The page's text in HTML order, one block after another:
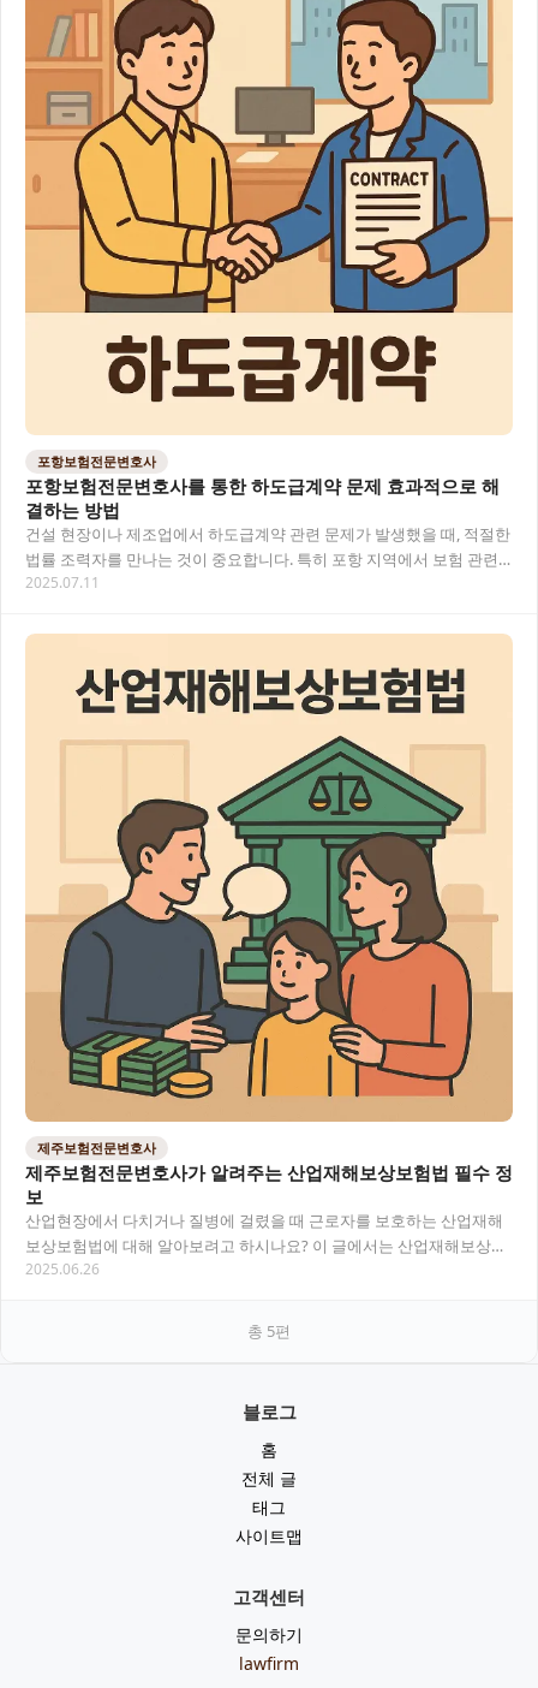
포항보험전문변호사
포항보험전문변호사를 통한 하도급계약 문제 효과적으로 해
결하는 방법
건설 현장이나 제조업에서 하도급계약 관련 문제가 발생했을 때, 적절한
법률 조력자를 만나는 것이 중요합니다. 특히 포항 지역에서 보험 관련
하도급 분쟁이 발생했다면, 포항보험전문변…
2025.07.11
제주보험전문변호사
제주보험전문변호사가 알려주는 산업재해보상보험법 필수 정
보
산업현장에서 다치거나 질병에 걸렸을 때 근로자를 보호하는 산업재해
보상보험법에 대해 알아보려고 하시나요? 이 글에서는 산업재해보상보
험법의 주요 내용과 보상 절차, 그리고 제주에서 보…
2025.06.26
총 5편
블로그
홈
전체 글
태그
사이트맵
고객센터
문의하기
lawfirm